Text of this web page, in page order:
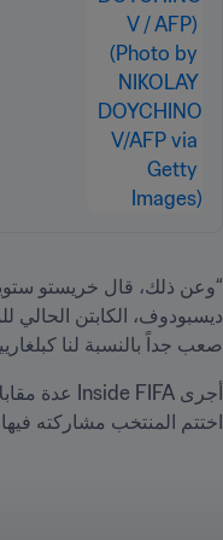
صعب جداً بالنسبة لنا
اختتم المنتخب مشاركته فيها